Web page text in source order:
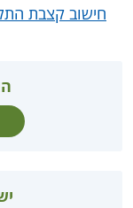
חישוב קצבת